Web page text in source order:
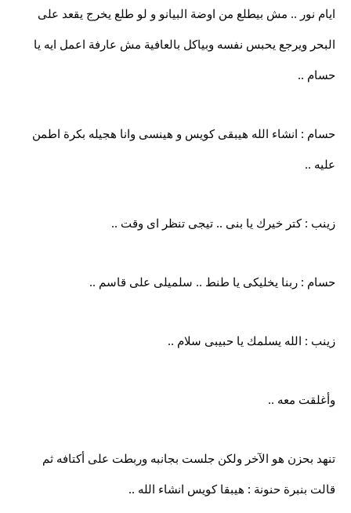
ايام نور .. مش بيطلع من اوضة البيانو و لو طلع يخرج يقعد على
البحر ويرجع يحبس نفسه وبياكل بالعافية مش عارفة اعمل ايه يا
حسام ..
حسام : انشاء الله هيبقى كويس و هينسى وانا هجيله بكرة اطمن
عليه ..
زينب : كتر خيرك يا بنى .. تيجى تنظر اى وقت ..
حسام : ربنا يخليكى يا طنط .. سلميلى على قاسم ..
زينب : الله يسلمك يا حبيبى سلام ..
وأغلقت معه ..
تنهد بحزن هو الآخر ولكن جلست بجانبه وربطت على أكتافه ثم
قالت بنبرة حنونة : هيبقا كويس انشاء الله ..